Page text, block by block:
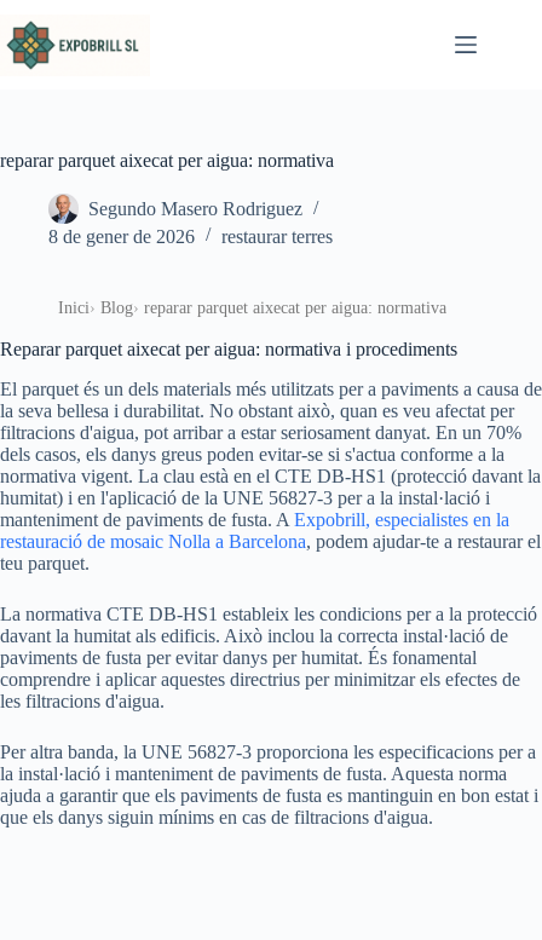
reparar parquet aixecat per aigua: normativa
Segundo Masero Rodriguez
8 de gener de 2026
restaurar terres
Inici Blog reparar parquet aixecat per aigua: normativa
Reparar parquet aixecat per aigua: normativa i procediments
El parquet és un dels materials més utilitzats per a paviments a causa de
la seva bellesa i durabilitat. No obstant això, quan es veu afectat per
filtracions d'aigua, pot arribar a estar seriosament danyat. En un 70%
dels casos, els danys greus poden evitar-se si s'actua conforme a la
normativa vigent. La clau està en el CTE DB-HS1 (protecció davant la
humitat) i en l'aplicació de la UNE 56827-3 per a la instal·lació i
manteniment de paviments de fusta. A Expobrill, especialistes en la
restauració de mosaic Nolla a Barcelona, podem ajudar-te a restaurar el
teu parquet.
La normativa CTE DB-HS1 estableix les condicions per a la protecció
davant la humitat als edificis. Això inclou la correcta instal·lació de
paviments de fusta per evitar danys per humitat. És fonamental
comprendre i aplicar aquestes directrius per minimitzar els efectes de
les filtracions d'aigua.
Per altra banda, la UNE 56827-3 proporciona les especificacions per a
la instal·lació i manteniment de paviments de fusta. Aquesta norma
ajuda a garantir que els paviments de fusta es mantinguin en bon estat i
que els danys siguin mínims en cas de filtracions d'aigua.